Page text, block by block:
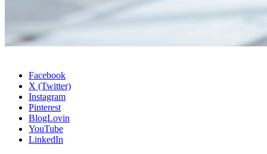
Facebook
X (Twitter)
Instagram
Pinterest
BlogLovin
YouTube
LinkedIn